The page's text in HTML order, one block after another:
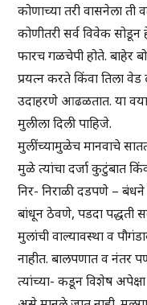
कोणाच्या तरी वासनेला
कोणीतरी सर्व विवेक
फारच गळचेपी होते. बाहेर
प्रयत्न करते किंवा तिला वेड
उदाहरणे आढळतात. या
मुलीला दिली पाहिजे.
मुलींच्यामुळेच मानवाचे
मुळे त्यांचा दर्जा कुटुंबात
निर- निराळी दडपणे – बंधने
बांधून ठेवणे, पडदा पद्धती
मुलांची वाल्यावस्था व
नाहीत. बालपणात व नंतर
त्यांच्या- कडून विशेष अपेक्षा